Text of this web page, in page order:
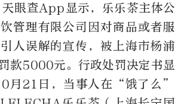
眼查App显示，乐乐茶主体公
管理有限公司因对商品或者服
人误解的宣传，被上海市杨浦
款5000元。行政处罚决定书显
月21日，当事人在“饿了么”